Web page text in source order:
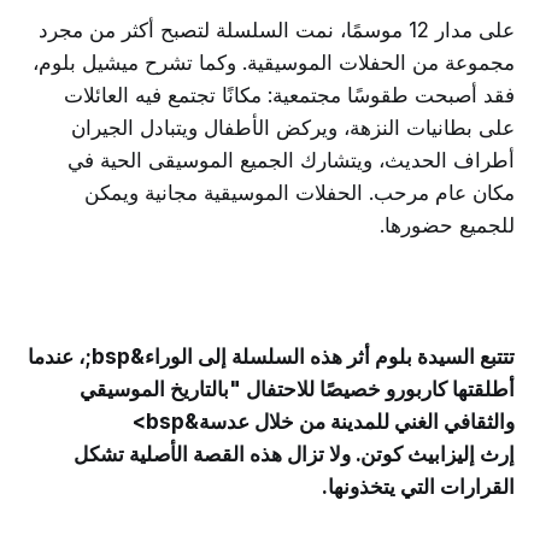
على مدار 12 موسمًا، نمت السلسلة لتصبح أكثر من مجرد
مجموعة من الحفلات الموسيقية. وكما تشرح ميشيل بلوم،
فقد أصبحت طقوسًا مجتمعية: مكانًا تجتمع فيه العائلات
على بطانيات النزهة، ويركض الأطفال ويتبادل الجيران
أطراف الحديث، ويتشارك الجميع الموسيقى الحية في
مكان عام مرحب. الحفلات الموسيقية مجانية ويمكن
للجميع حضورها.
تتتبع السيدة بلوم أثر هذه السلسلة إلى الوراء&bsp;، عندما
أطلقتها كاربورو خصيصًا للاحتفال "بالتاريخ الموسيقي
والثقافي الغني للمدينة من خلال عدسة&bsp>
إرث إليزابيث كوتن. ولا تزال هذه القصة الأصلية تشكل
القرارات التي يتخذونها.